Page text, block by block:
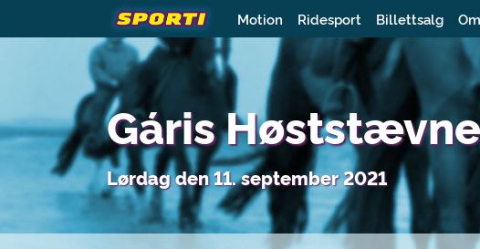
Motion Ridesport Billettsalg
Gáris
Lørdag den 11. september 2021